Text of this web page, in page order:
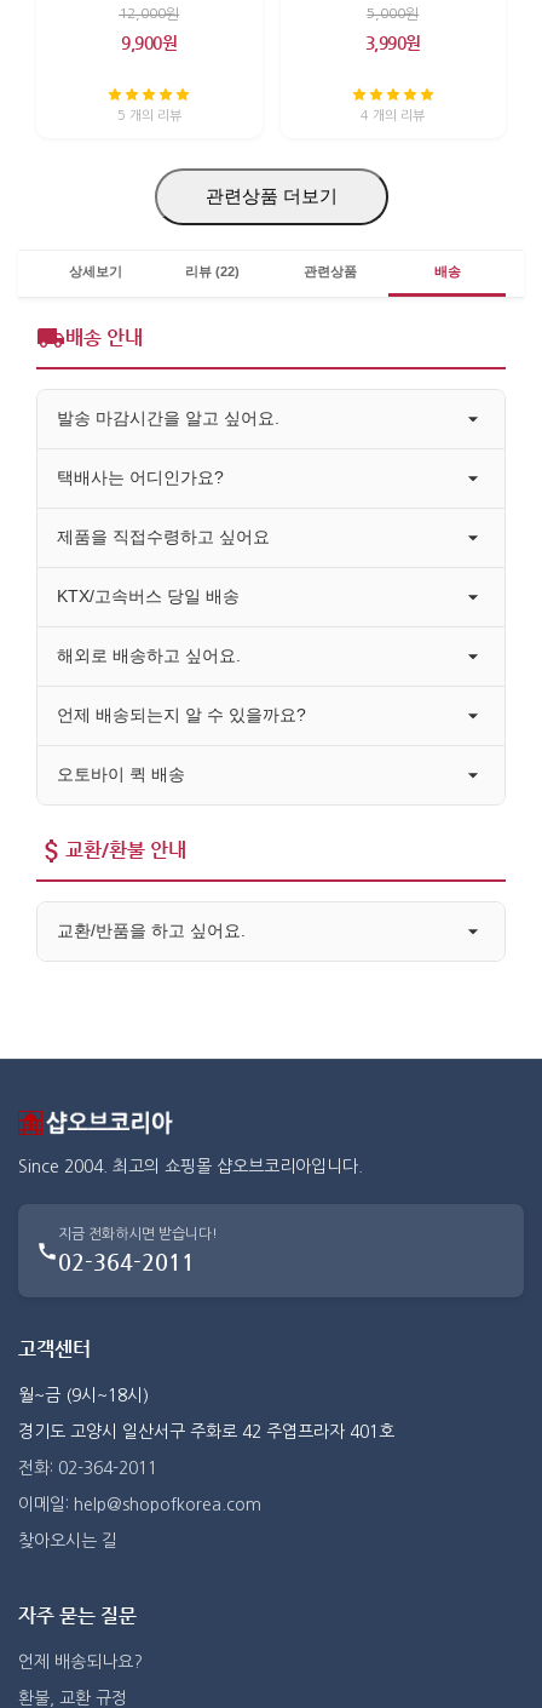
12,000원
9,900원
5 개의 리뷰
5,000원
3,990원
4 개의 리뷰
관련상품 더보기
상세보기 리뷰 (22) 관련상품 배송
배송 안내
발송 마감시간을 알고 싶어요.
택배사는 어디인가요?
제품을 직접수령하고 싶어요
KTX/고속버스 당일 배송
해외로 배송하고 싶어요.
언제 배송되는지 알 수 있을까요?
오토바이 퀵 배송
교환/환불 안내
교환/반품을 하고 싶어요.
Since 2004. 최고의 쇼핑몰 샵오브코리아입니다.
지금 전화하시면 받습니다!
02-364-2011
고객센터
월~금 (9시~18시)
경기도 고양시 일산서구 주화로 42 주엽프라자 401호
전화: 02-364-2011
이메일: help@shopofkorea.com
찾아오시는 길
자주 묻는 질문
언제 배송되나요?
환불, 교환 규정